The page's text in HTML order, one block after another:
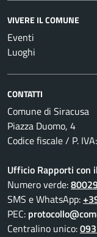
VIVERE IL COMUNE
Eventi
Luoghi
CONTATTI
Comune di Siracusa
Piazza Duomo, 4
Codice fiscale / P.
Ufficio Rapporti con
Numero verde:
SMS e WhatsApp:
PEC:
Centralino unico: